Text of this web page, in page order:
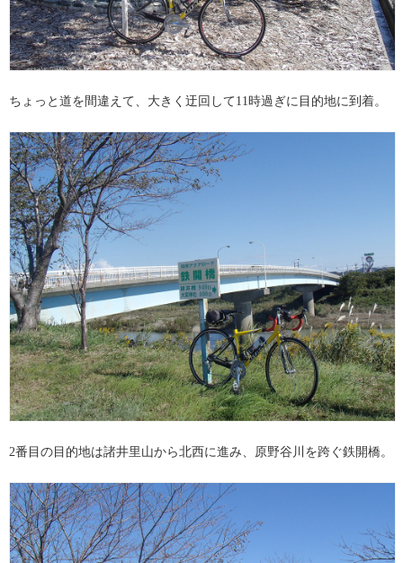
ちょっと道を間違えて、大きく迂回して11時過ぎに目的地に到着。
2番目の目的地は諸井里山から北西に進み、原野谷川を跨ぐ鉄開橋。